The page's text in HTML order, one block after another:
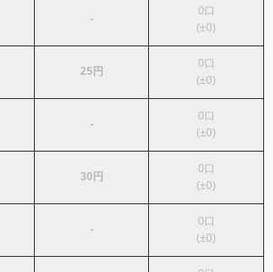
-
0 口
(±0)
25円
0 口
(±0)
-
0 口
(±0)
30円
0 口
(±0)
-
0 口
(±0)